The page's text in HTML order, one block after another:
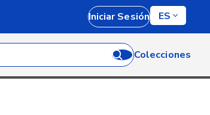
Iniciar Sesión ES
Colecciones